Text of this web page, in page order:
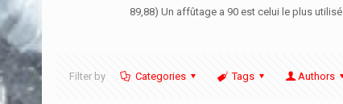
89,88) Un affûtage a 90 est celui le plus utilisé.
Filter by Categories Tags Authors